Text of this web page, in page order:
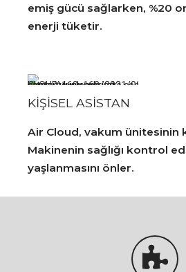
emiş gücü sağlarken, %20
enerji tüketir.
KİŞİSEL ASİSTAN
Air Cloud, vakum ünitesinin
Makinenin sağlığı kontrol
yaşlanmasını önler.